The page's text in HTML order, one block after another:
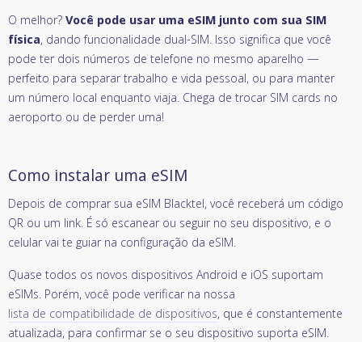
O melhor? Você pode usar uma eSIM junto com sua SIM
física, dando funcionalidade dual-SIM. Isso significa que você
pode ter dois números de telefone no mesmo aparelho —
perfeito para separar trabalho e vida pessoal, ou para manter
um número local enquanto viaja. Chega de trocar SIM cards no
aeroporto ou de perder uma!
Como instalar uma eSIM
Depois de comprar sua eSIM Blacktel, você receberá um código
QR ou um link. É só escanear ou seguir no seu dispositivo, e o
celular vai te guiar na configuração da eSIM.
Quase todos os novos dispositivos Android e iOS suportam
eSIMs. Porém, você pode verificar na nossa
lista de compatibilidade de dispositivos, que é constantemente
atualizada, para confirmar se o seu dispositivo suporta eSIM.